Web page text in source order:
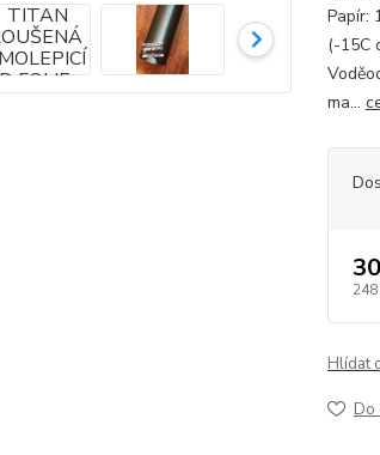
Papír:
(-15C
ma...
248
Hlídat
Do